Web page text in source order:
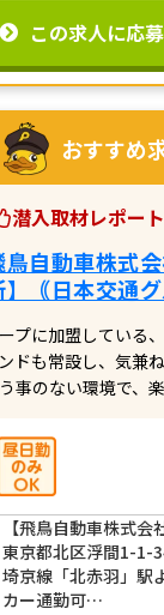
この求人に応
おすすめ
潜入取材レポー
鳥自動車株式
】｟日本交通グ
プに加盟している
ドも常設し、気兼
事のない環境で、
【飛鳥自動車株式会
東京都北区浮間1-1-
埼京線「北赤羽」駅
カー通勤可…